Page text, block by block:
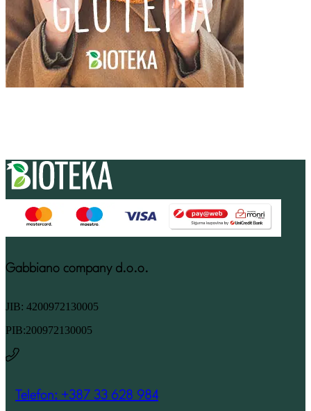
Gabbiano company d.o.o.
JIB: 4200972130005
PIB:200972130005
Telefon: +387 33 628 984